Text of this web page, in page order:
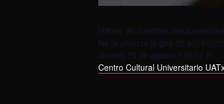
Hablar de nuestros
No te pierdas la gira de
Jueves 15 de agosto • 16:00 h
Centro Cultural Universitario